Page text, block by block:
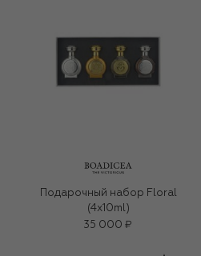
Подарочный набор Floral
(4x10ml)
35 000 ₽